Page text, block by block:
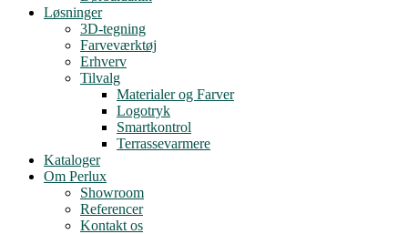
Løsninger
3D-tegning
Farveværktøj
Erhverv
Tilvalg
Materialer og Farver
Logotryk
Smartkontrol
Terrassevarmere
Kataloger
Om Perlux
Showroom
Referencer
Kontakt os